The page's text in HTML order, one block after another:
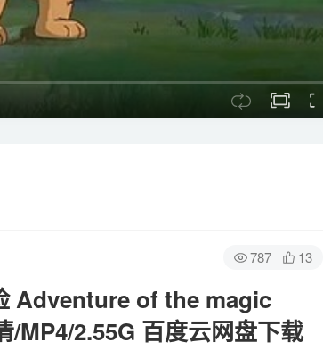
787 13
Adventure of the magic
MP4/2.55G 百度云网盘下载